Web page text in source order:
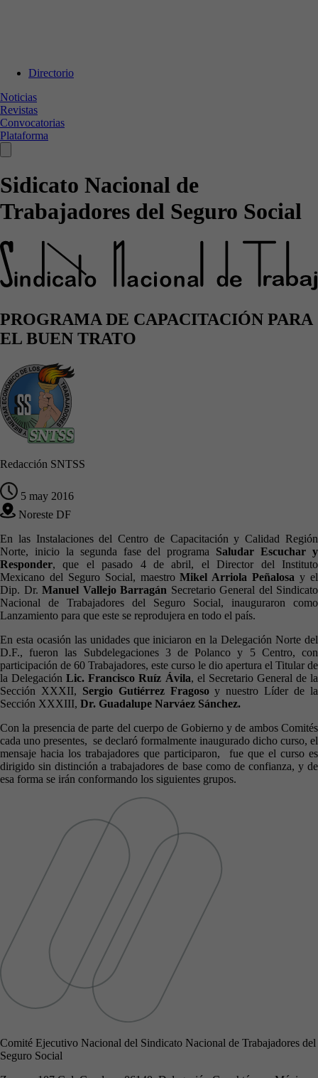
Directorio
Noticias
Revistas
Convocatorias
Plataforma
Sidicato Nacional de
Trabajadores del Seguro Social
PROGRAMA DE CAPACITACIÓN PARA
EL BUEN TRATO
Redacción SNTSS
5 may 2016
Noreste DF
En las Instalaciones del Centro de Capacitación y Calidad Región
Norte, inicio la segunda fase del programa Saludar Escuchar y
Responder, que el pasado 4 de abril, el Director del Instituto
Mexicano del Seguro Social, maestroMikel Arriola Peñalosa y el
Dip. Dr. Manuel Vallejo Barragán Secretario General del Sindicato
Nacional de Trabajadores del Seguro Social, inauguraron como
Lanzamiento para que este se reprodujera en todo el país.
En esta ocasión las unidades que iniciaron en la Delegación Norte del
D.F., fueron las Subdelegaciones 3 de Polanco y 5 Centro, con
participación de 60 Trabajadores, este curso le dio apertura el Titular de
la DelegaciónLic. Francisco Ruíz Ávila, el Secretario General de la
Sección XXXII, Sergio Gutiérrez Fragosoy nuestro Líder de la
Sección XXXIII, Dr. Guadalupe Narváez Sánchez.
Con la presencia de parte del cuerpo de Gobierno y de ambos Comités
cada uno presentes, se declaró formalmente inaugurado dicho curso, el
mensaje hacia los trabajadores que participaron, fue que el curso es
dirigido sin distinción a trabajadores de base como de confianza, y de
esa forma se irán conformando los siguientes grupos.
Comité Ejecutivo Nacional del Sindicato Nacional de Trabajadores del
Seguro Social